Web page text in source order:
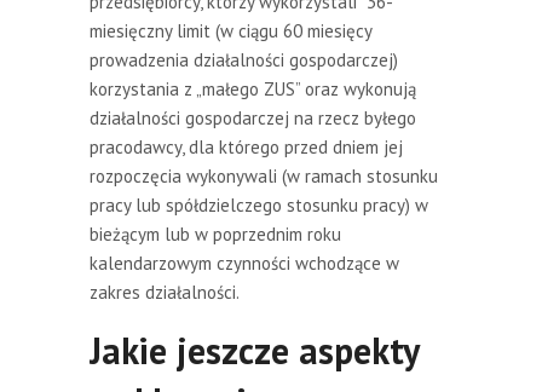
miesięczny limit (w ciągu 60 miesięcy
prowadzenia działalności gospodarczej)
korzystania z „małego ZUS” oraz wykonują
działalności gospodarczej na rzecz byłego
pracodawcy, dla którego przed dniem jej
rozpoczęcia wykonywali (w ramach stosunku
pracy lub spółdzielczego stosunku pracy) w
bieżącym lub w poprzednim roku
kalendarzowym czynności wchodzące w
zakres działalności.
Jakie jeszcze aspekty